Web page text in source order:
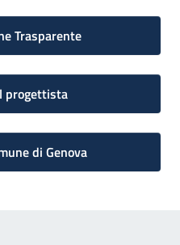
Trasparente
progettista
di Genova